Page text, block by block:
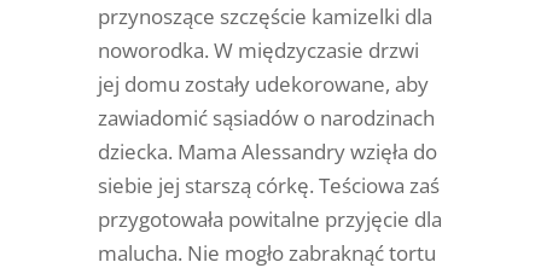
przynoszące szczęście kamizelki dla
noworodka. W międzyczasie drzwi
jej domu zostały udekorowane, aby
zawiadomić sąsiadów o narodzinach
dziecka. Mama Alessandry wzięła do
siebie jej starszą córkę. Teściowa zaś
przygotowała powitalne przyjęcie dla
malucha. Nie mogło zabraknąć tortu